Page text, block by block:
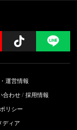
Follow
運営情報
合わせ 採用情報
リシー
ディア